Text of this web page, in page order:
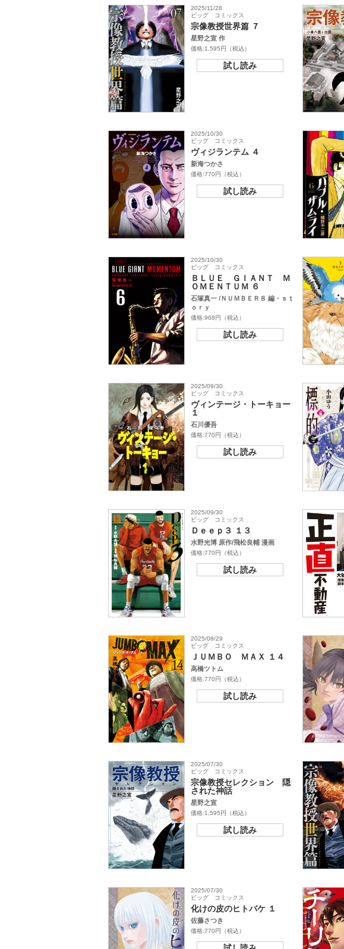
2025/11/28
ビッグ コミックス
宗像教授世界篇 ７
星野之宣 作
価格:1,595円（税込）
試し読み
2025/10/30
ビッグ コミックス
ヴィジランテム ４
新海つかさ
価格:770円（税込）
試し読み
2025/10/30
ビッグ コミックス
ＢＬＵＥ ＧＩＡＮＴ Ｍ
ＯＭＥＮＴＵＭ ６
石塚真一 /ＮＵＭＢＥＲ８ 編・ｓｔ
ｏｒｙ
価格:968円（税込）
試し読み
2025/09/30
ビッグ コミックス
ヴィンテージ・トーキョー
１
石川優吾
価格:770円（税込）
試し読み
2025/09/30
ビッグ コミックス
Ｄｅｅｐ３ １３
水野光博 原作/飛松良輔 漫画
価格:770円（税込）
試し読み
2025/08/29
ビッグ コミックス
ＪＵＭＢＯ ＭＡＸ １４
高橋ツトム
価格:770円（税込）
試し読み
2025/07/30
ビッグ コミックス
宗像教授セレクション 隠
された神話
星野之宣
価格:1,595円（税込）
試し読み
2025/07/30
ビッグ コミックス
化けの皮のヒトバケ １
佐藤さつき
価格:770円（税込）